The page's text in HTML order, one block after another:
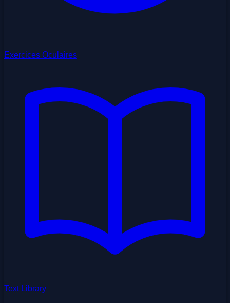
Exercices Oculaires
Text Library